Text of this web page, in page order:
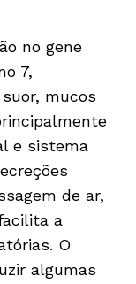
no gene
7,
mucos
e sistema
de ar,
a
O
algumas